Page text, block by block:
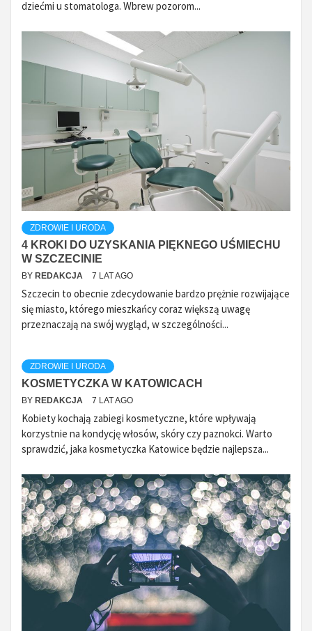
dziećmi u stomatologa. Wbrew pozorom...
ZDROWIE I URODA
4 KROKI DO UZYSKANIA PIĘKNEGO UŚMIECHU
W SZCZECINIE
BY REDAKCJA 7 LAT AGO
Szczecin to obecnie zdecydowanie bardzo prężnie rozwijające
się miasto, którego mieszkańcy coraz większą uwagę
przeznaczają na swój wygląd, w szczególności...
ZDROWIE I URODA
KOSMETYCZKA W KATOWICACH
BY REDAKCJA 7 LAT AGO
Kobiety kochają zabiegi kosmetyczne, które wpływają
korzystnie na kondycję włosów, skóry czy paznokci. Warto
sprawdzić, jaka kosmetyczka Katowice będzie najlepsza...